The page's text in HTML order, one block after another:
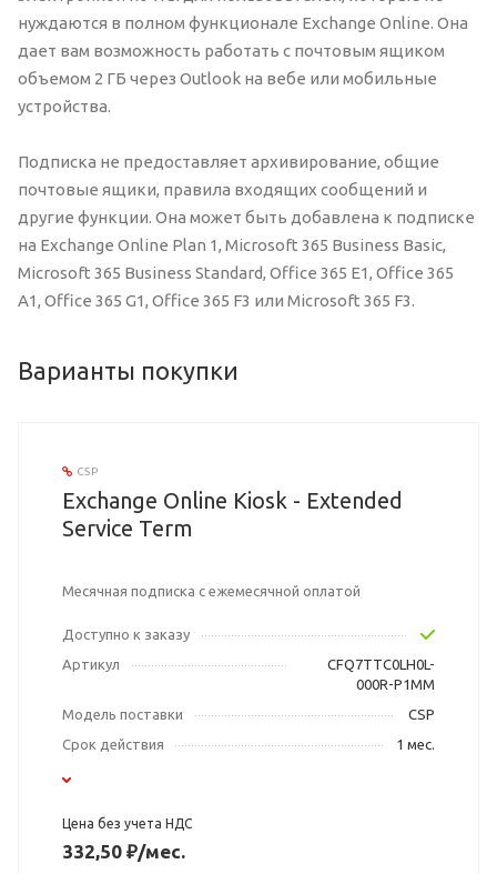
нуждаются в полном функционале Exchange Online. Она
дает вам возможность работать с почтовым ящиком
объемом 2 ГБ через Outlook на вебе или мобильные
устройства.
Подписка не предоставляет архивирование, общие
почтовые ящики, правила входящих сообщений и
другие функции. Она может быть добавлена к подписке
на Exchange Online Plan 1, Microsoft 365 Business Basic,
Microsoft 365 Business Standard, Office 365 E1, Office 365
A1, Office 365 G1, Office 365 F3 или Microsoft 365 F3.
Варианты покупки
CSP
Exchange Online Kiosk - Extended
Service Term
Месячная подписка с ежемесячной оплатой
Доступно к заказу
Артикул
CFQ7TTC0LH0L-
000R-P1MM
Модель поставки
CSP
Срок действия
1 мес.
Цена без учета НДС
332,50 ₽/мес.